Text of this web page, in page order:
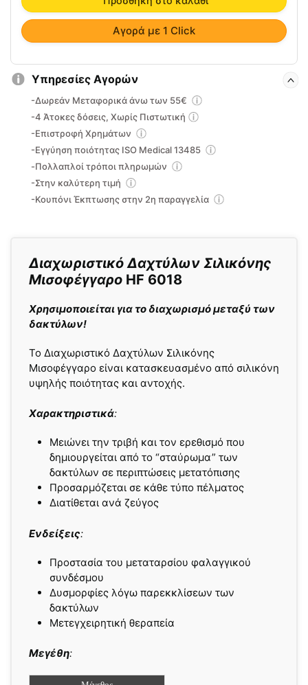
Διαχωριστικό Δαχτύλων Σιλικόνης
Μισοφέγγαρο HF 6018
Χρησιμοποιείται για το διαχωρισμό μεταξύ των
δακτύλων!
Το Διαχωριστικό Δαχτύλων Σιλικόνης
Μισοφέγγαρο είναι κατασκευασμένο από σιλικόνη
υψηλής ποιότητας και αντοχής.
Xαρακτηριστικά:
Μειώνει την τριβή και τον ερεθισμό που
δημιουργείται από το “σταύρωμα” των
δακτύλων σε περιπτώσεις μετατόπισης
Προσαρμόζεται σε κάθε τύπο πέλματος
Διατίθεται ανά ζεύγος
Ενδείξεις:
Προστασία του μεταταρσίου φαλαγγικού
συνδέσμου
Δυσμορφίες λόγω παρεκκλίσεων των
δακτύλων
Μετεγχειρητική θεραπεία
Μεγέθη:
Αγορά με 1 Click
HF
6018
ποσότητα
Υπηρεσίες Αγορών
-Δωρεάν Μεταφορικά άνω των 55€
-4 Άτοκες δόσεις, Χωρίς Πιστωτική
-Επιστροφή Χρημάτων
-Εγγύηση ποιότητας ISO Medical 13485
-Πολλαπλοί τρόποι πληρωμών
-Στην καλύτερη τιμή
-Κουπόνι Έκπτωσης στην 2η παραγγελία